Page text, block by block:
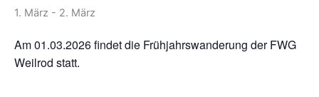
1. März - 2. März
Am 01.03.2026 findet die Frühjahrswanderung der FWG
Weilrod statt.